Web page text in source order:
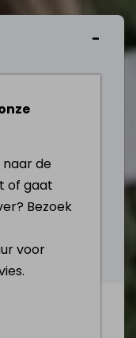
naar de
of gaat
Bezoek
voor